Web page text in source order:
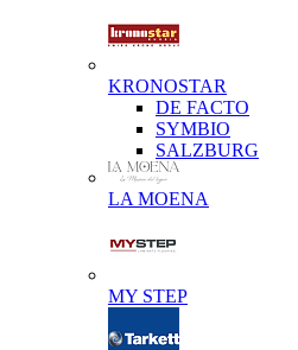
KRONOSTAR
DE FACTO
SYMBIO
SALZBURG
LA MOENA
MY STEP